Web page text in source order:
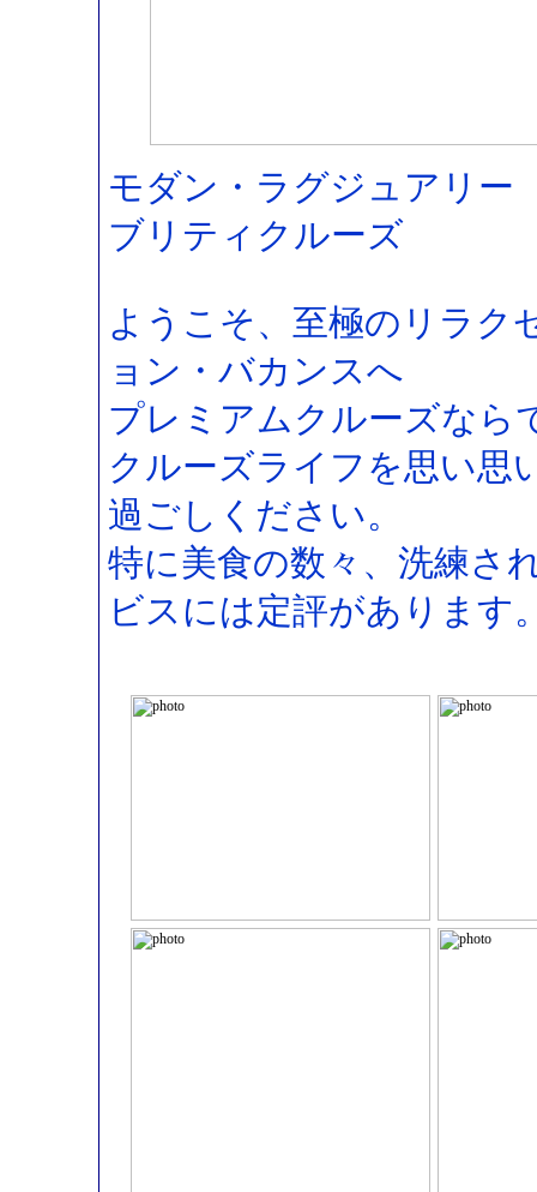
モダン・ラグジュアリ
ブリティクルーズ
ようこそ、至極のリラク
ョン・バカンスへ
プレミアムクルーズなら
クルーズライフを思い思
過ごしください。
特に美食の数々、洗練さ
ビスには定評があります